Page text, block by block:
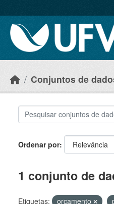
Conjuntos de
Ordenar por
1 conjunto de
Etiquetas: orçamento